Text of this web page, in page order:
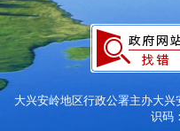
大兴安岭地区行政公署主办大兴
识码